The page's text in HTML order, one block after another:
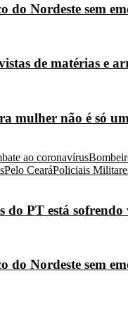
do Nordeste sem
de matérias e
mulher não é só
ao coronavírus
Pelo CearáPoliciais
do PT está
do Nordeste sem